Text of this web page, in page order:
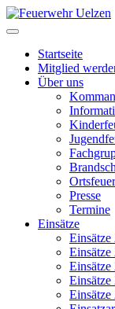
Startseite
Mitglied
Über uns
Presse
Termine
Einsätze
Einsätze
Einsätze
Einsätze
Einsätze
Einsätze